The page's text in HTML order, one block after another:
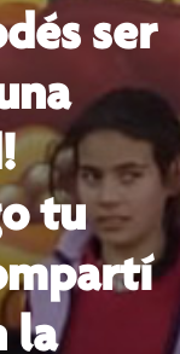
ser
tu
la